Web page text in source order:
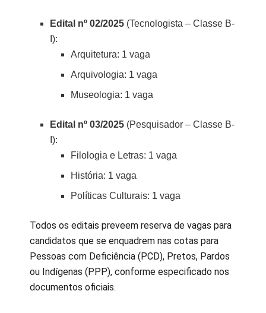
Edital nº 02/2025 (Tecnologista – Classe B-
I):
Arquitetura: 1 vaga
Arquivologia: 1 vaga
Museologia: 1 vaga
Edital nº 03/2025 (Pesquisador – Classe B-
I):
Filologia e Letras: 1 vaga
História: 1 vaga
Políticas Culturais: 1 vaga
Todos os editais preveem reserva de vagas para
candidatos que se enquadrem nas cotas para
Pessoas com Deficiência (PCD), Pretos, Pardos
ou Indígenas (PPP), conforme especificado nos
documentos oficiais.